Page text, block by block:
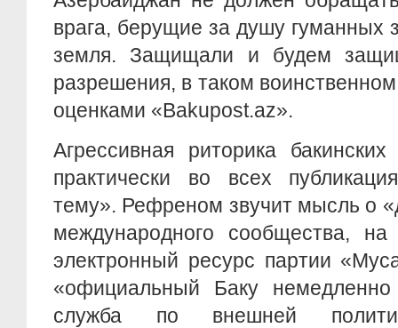
врага, берущие за душу гуманных
земля. Защищали и будем
разрешения, в таком
оценками «Bakupost.az».
Агрессивная риторика
практически во всех
тему». Рефреном звучит мысль о
международного сообщества,
электронный ресурс партии
«официальный Баку немедленно
служба по внешней